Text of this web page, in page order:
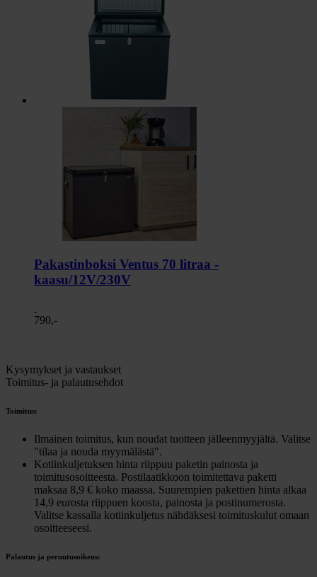
Pakastinboksi Ventus 70 litraa -
kaasu/12V/230V
790,-
Kysymykset ja vastaukset
Toimitus- ja palautusehdot
Toimitus:
Ilmainen toimitus, kun noudat tuotteen jälleenmyyjältä. Valitse
"tilaa ja nouda myymälästä".
Kotiinkuljetuksen hinta riippuu paketin painosta ja
toimitusosoitteesta. Postilaatikkoon toimitettava paketti
maksaa 8,9 € koko maassa. Suurempien pakettien hinta alkaa
14,9 eurosta riippuen koosta, painosta ja postinumerosta.
Valitse kassalla kotiinkuljetus nähdäksesi toimituskulut omaan
osoitteeseesi.
Palautus ja peruutusoikeus: